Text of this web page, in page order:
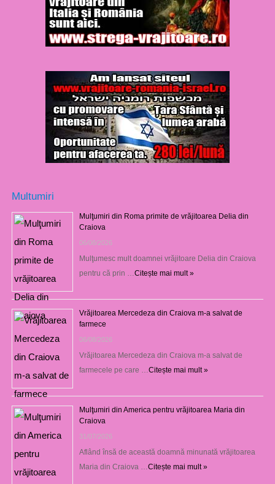
Multumiri
Mulţumiri din Roma primite de vrăjitoarea Delia din
Craiova
06/08/2026
Mulţumesc mult doamnei vrăjitoare Delia din Craiova
pentru că prin … Citește mai mult »
Vrăjitoarea Mercedeza din Craiova m-a salvat de
farmece
06/08/2026
Vrăjitoarea Mercedeza din Craiova m-a salvat de
farmecele pe care … Citește mai mult »
Mulţumiri din America pentru vrăjitoarea Maria din
Craiova
31/07/2026
Aflând însă de această doamnă minunată vrăjitoarea
Maria din Craiova … Citește mai mult »